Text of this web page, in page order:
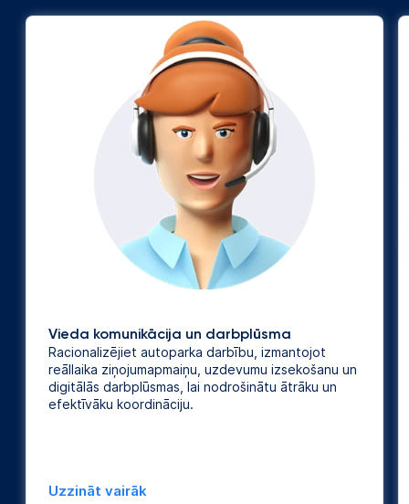
Vieda komunikācija un darbplūsma
Racionalizējiet autoparka darbību, izmantojot
reāllaika ziņojumapmaiņu, uzdevumu izsekošanu un
digitālās darbplūsmas, lai nodrošinātu ātrāku un
efektīvāku koordināciju.
Uzzināt vairāk